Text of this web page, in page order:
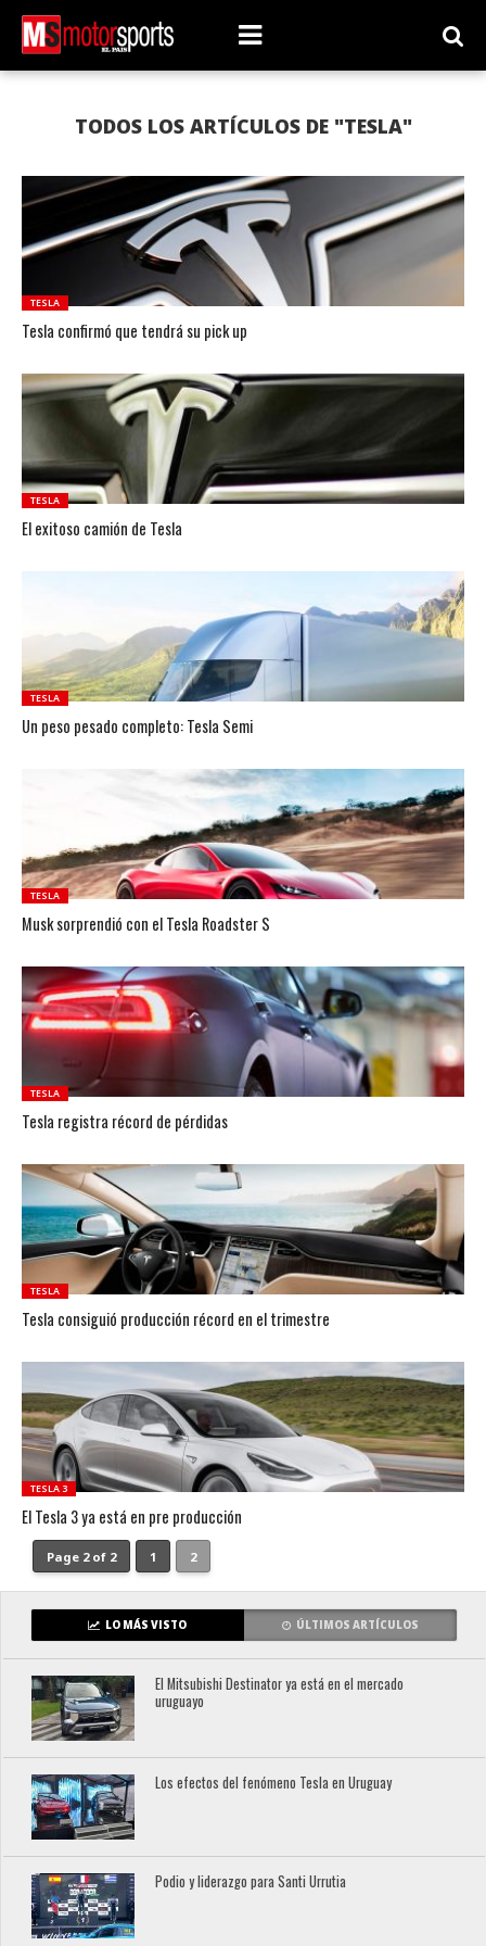
TODOS LOS ARTÍCULOS DE "TESLA"
TESLA
Tesla confirmó que tendrá su pick up
TESLA
El exitoso camión de Tesla
TESLA
Un peso pesado completo: Tesla Semi
TESLA
Musk sorprendió con el Tesla Roadster S
TESLA
Tesla registra récord de pérdidas
TESLA
Tesla consiguió producción récord en el trimestre
TESLA 3
El Tesla 3 ya está en pre producción
Page 2 of 2 1 2
LO MÁS VISTO ÚLTIMOS ARTÍCULOS
El Mitsubishi Destinator ya está en el mercado
uruguayo
Los efectos del fenómeno Tesla en Uruguay
Podio y liderazgo para Santi Urrutia